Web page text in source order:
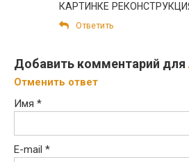
КАРТИНКЕ
Ответить
Добавить комментарий для
Отменить ответ
Имя *
E-mail *